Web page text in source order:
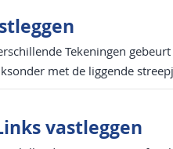
Tekeningen
met de liggende
vastleggen